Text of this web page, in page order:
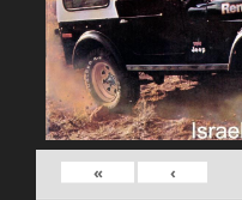
›
»